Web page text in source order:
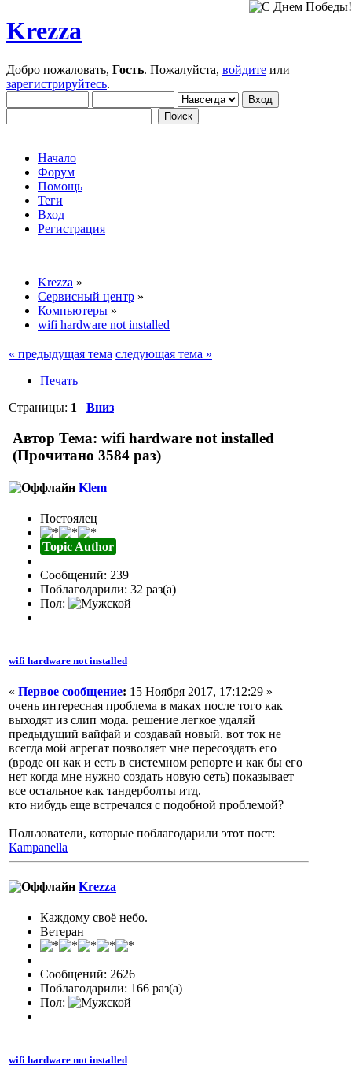
Krezza
Добро пожаловать, Гость. Пожалуйста, войдите или
зарегистрируйтесь.
Начало
Форум
Помощь
Теги
Вход
Регистрация
Krezza »
Сервисный центр »
Компьютеры »
wifi hardware not installed
« предыдущая тема следующая тема »
Печать
Страницы: 1 Вниз
Автор Тема: wifi hardware not installed
(Прочитано 3584 раз)
Klem
Постоялец
Topic Author
Сообщений: 239
Поблагодарили: 32 раз(а)
Пол:
wifi hardware not installed
« Первое сообщение: 15 Ноября 2017, 17:12:29 »
очень интересная проблема в маках после того как
выходят из слип мода. решение легкое удаляй
предыдущий вайфай и создавай новый. вот ток не
всегда мой агрегат позволяет мне пересоздать его
(вроде он как и есть в системном репорте и как бы его
нет когда мне нужно создать новую сеть) показывает
все остальное как тандерболты итд.
кто нибудь еще встречался с подобной проблемой?
Пользователи, которые поблагодарили этот пост:
Кampanella
Krezza
Каждому своё небо.
Ветеран
Сообщений: 2626
Поблагодарили: 166 раз(а)
Пол:
wifi hardware not installed